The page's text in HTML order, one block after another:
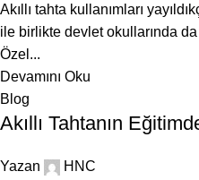
Akıllı tahta kullanımları
ile birlikte devlet okullarında da
Özel...
Devamını Oku
Blog
Akıllı Tahtanın
Yazan
HNC